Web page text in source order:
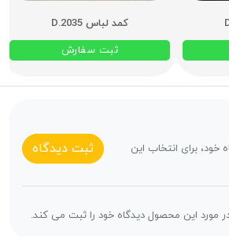
کمد لباس D.2035
ثبت سفارش
خود، برای انتخاب این
ثبت دیدگاه
مورد این محصول دیدگاه خود را ثبت می کند.